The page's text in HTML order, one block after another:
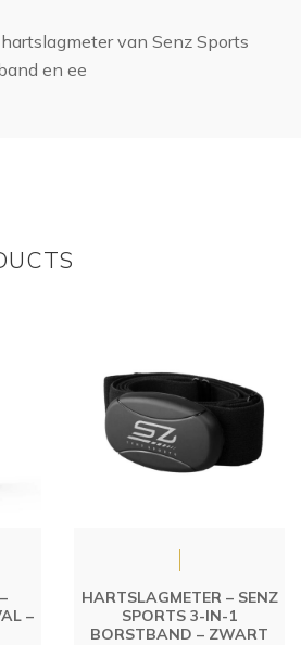
van Senz Sports
en ee
–
HARTSLAGMETER – SENZ
SPORTS 3-IN-1
BORSTBAND – ZWART